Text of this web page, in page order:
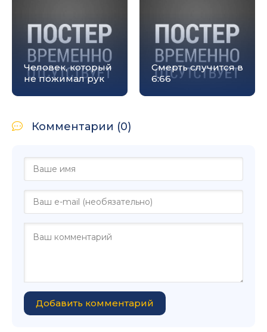
Человек, который
не пожимал рук
Смерть случится в
6:66
Комментарии (0)
Добавить комментарий